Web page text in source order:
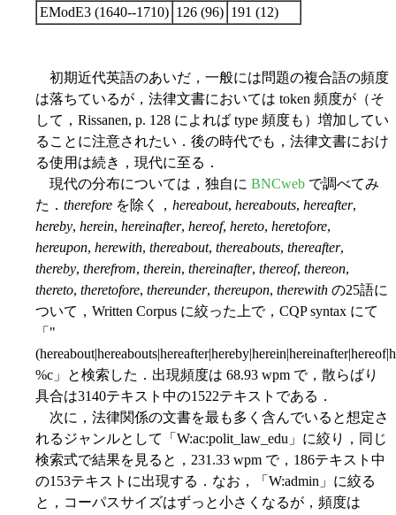
EModE3 (1640--1710) 126 (96) 191 (12)
初期近代英語のあいだ，一般には問題の複合語の頻度
は落ちているが，法律文書においては token 頻度が（そ
して，Rissanen, p. 128 によれば type 頻度も）増加してい
ることに注意されたい．後の時代でも，法律文書におけ
る使用は続き，現代に至る．
現代の分布については，独自に BNCweb で調べてみ
た． therefore を除く， hereabout, hereabouts, hereafter,
hereby, herein, hereinafter, hereof, hereto, heretofore,
hereupon, herewith, thereabout, thereabouts, thereafter,
thereby, therefrom, therein, thereinafter, thereof, thereon,
thereto, theretofore, thereunder, thereupon, therewith の25語に
ついて，Written Corpus に絞った上で，CQP syntax にて
「"
%c」と検索した．出現頻度は 68.93 wpm で，散らばり
具合は3140テキスト中の1522テキストである．
次に，法律関係の文書を最も多く含んでいると想定さ
れるジャンルとして「W:ac:polit_law_edu」に絞り，同じ
検索式で結果を見ると，231.33 wpm で，186テキスト中
の153テキストに出現する．なお，「W:admin」に絞る
と，コーパスサイズはずっと小さくなるが，頻度は